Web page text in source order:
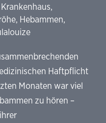
Krankenhaus,
, Hebammen,
Haftpflicht
Monaten war viel
zu hören –